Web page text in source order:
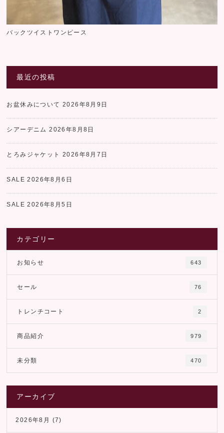
バックツイストワンピース
最近の投稿
お盆休みについて 2026年8月9日
シアーデニム 2026年8月8日
とろみジャケット 2026年8月7日
SALE 2026年8月6日
SALE 2026年8月5日
カテゴリー
お知らせ 643
セール 76
トレンチコート 2
商品紹介 979
未分類 470
アーカイブ
2026年8月 (7)